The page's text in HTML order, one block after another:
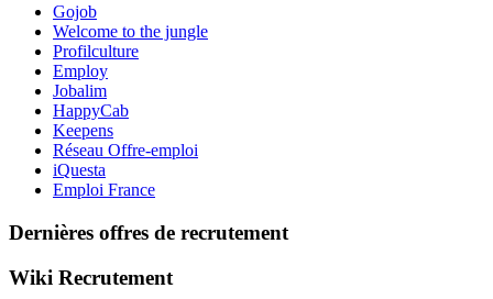
Gojob
Welcome to the jungle
Profilculture
Employ
Jobalim
HappyCab
Keepens
Réseau Offre-emploi
iQuesta
Emploi France
Dernières offres de recrutement
Wiki Recrutement